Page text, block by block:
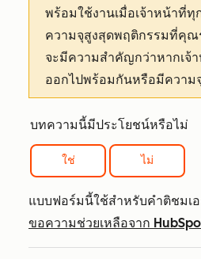
พร้อมใช้งานเมื่อเจ้าหน้าที่
ความจุสูงสุดพฤติกรรมที่คุณ
จะมีความสำคัญกว่าหากเจ้
ออกไปพร้อมกันหรือมีความ
บทความนี้มีประโยชน์หรือไม่
ใช่ ไม่
แบบฟอร์มนี้ใช้สำหรับคำติชมเอ
ขอความช่วยเหลือจาก